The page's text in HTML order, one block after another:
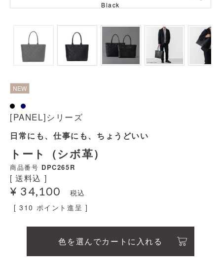
Black
NEW
[PANEL]シリーズ
日常にも、仕事にも、ちょうどいい
トート（シボ革）
商品番号 DPC265R
送料込
¥ 34,100
税込
[ 310 ポイント進呈 ]
色を選んでカートに入れる